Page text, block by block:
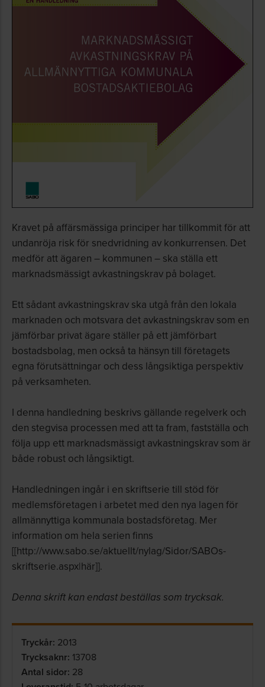
Kravet på affärsmässiga principer har tillkommit för att
undanröja risk för snedvridning av konkurrensen. Det
medför att ägaren – kommunen – ska ställa ett
marknadsmässigt avkastningskrav på bolaget.
Ett sådant avkastningskrav ska utgå från den lokala
marknaden och motsvara det avkastningskrav som en
jämförbar privat ägare ställer på ett jämförbart
bostadsbolag, men också ta hänsyn till företagets
egna förutsättningar och dess långsiktiga perspektiv
på verksamheten.
I denna handledning beskrivs gällande regelverk och
den stegvisa processen med att ta fram, fastställa och
följa upp ett marknadsmässigt avkastningskrav som är
både robust och långsiktigt.
Handledningen ingår i en skriftserie till stöd för
medlemsföretagen i arbetet med den nya lagen för
allmännyttiga kommunala bostadsföretag. Mer
information om hela serien finns
[[http://www.sabo.se/aktuellt/nylag/Sidor/SABOs-
skriftserie.aspx|här]].
Denna skrift kan endast beställas som trycksak.
Tryckår: 2013
Trycksaknr: 13708
Antal sidor: 28